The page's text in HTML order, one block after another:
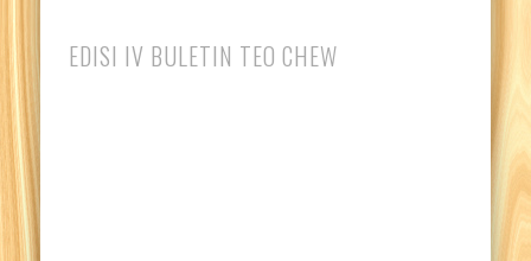
EDISI IV BULETIN TEO CHEW